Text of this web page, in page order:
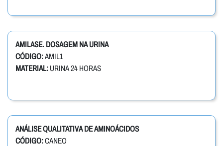
AMILASE. DOSAGEM NA URINA
CÓDIGO:AMIL1
MATERIAL: URINA 24 HORAS
ANÁLISE QUALITATIVA DE AMINOÁCIDOS
CÓDIGO:CANEO